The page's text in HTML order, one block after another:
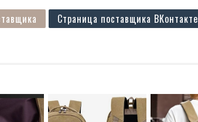
Страница поставщика ВКонтакте